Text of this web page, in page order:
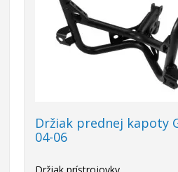
Držiak prednej kapoty
04-06